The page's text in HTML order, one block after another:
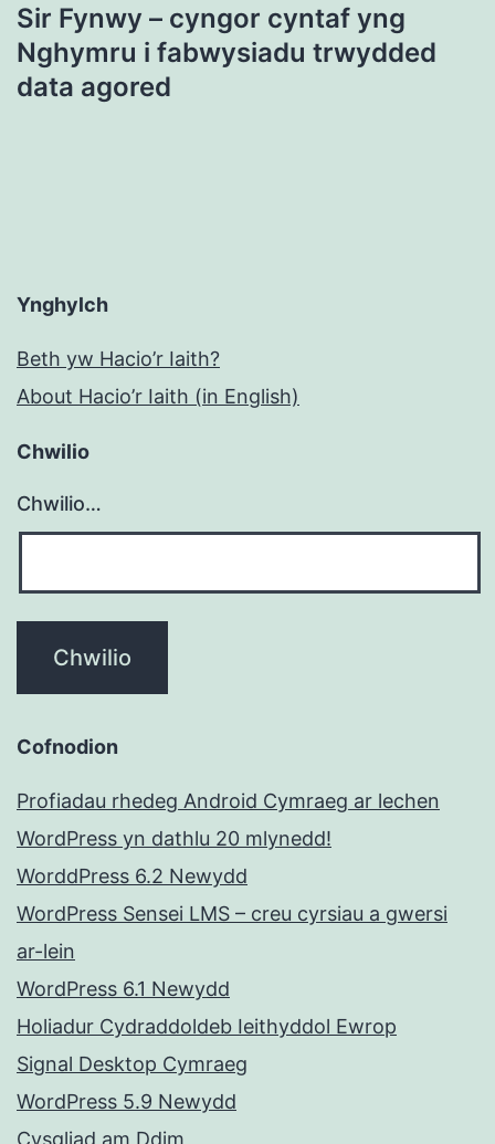
Sir Fynwy – cyngor cyntaf yng
Nghymru i fabwysiadu trwydded
data agored
Ynghylch
Beth yw Hacio’r Iaith?
About Hacio’r Iaith (in English)
Chwilio
Chwilio…
Cofnodion
Profiadau rhedeg Android Cymraeg ar lechen
WordPress yn dathlu 20 mlynedd!
WorddPress 6.2 Newydd
WordPress Sensei LMS – creu cyrsiau a gwersi
ar-lein
WordPress 6.1 Newydd
Holiadur Cydraddoldeb Ieithyddol Ewrop
Signal Desktop Cymraeg
WordPress 5.9 Newydd